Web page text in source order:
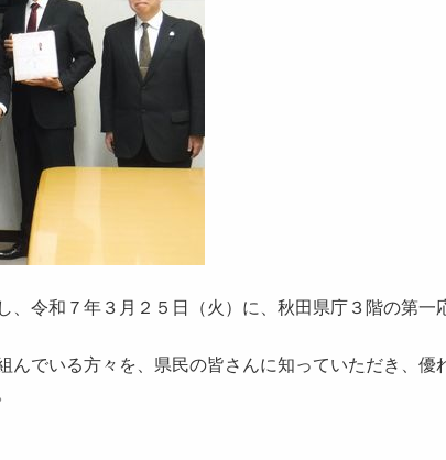
令和７年３月２５日（火）に、秋田県庁３階の第一
でいる方々を、県民の皆さんに知っていただき、優